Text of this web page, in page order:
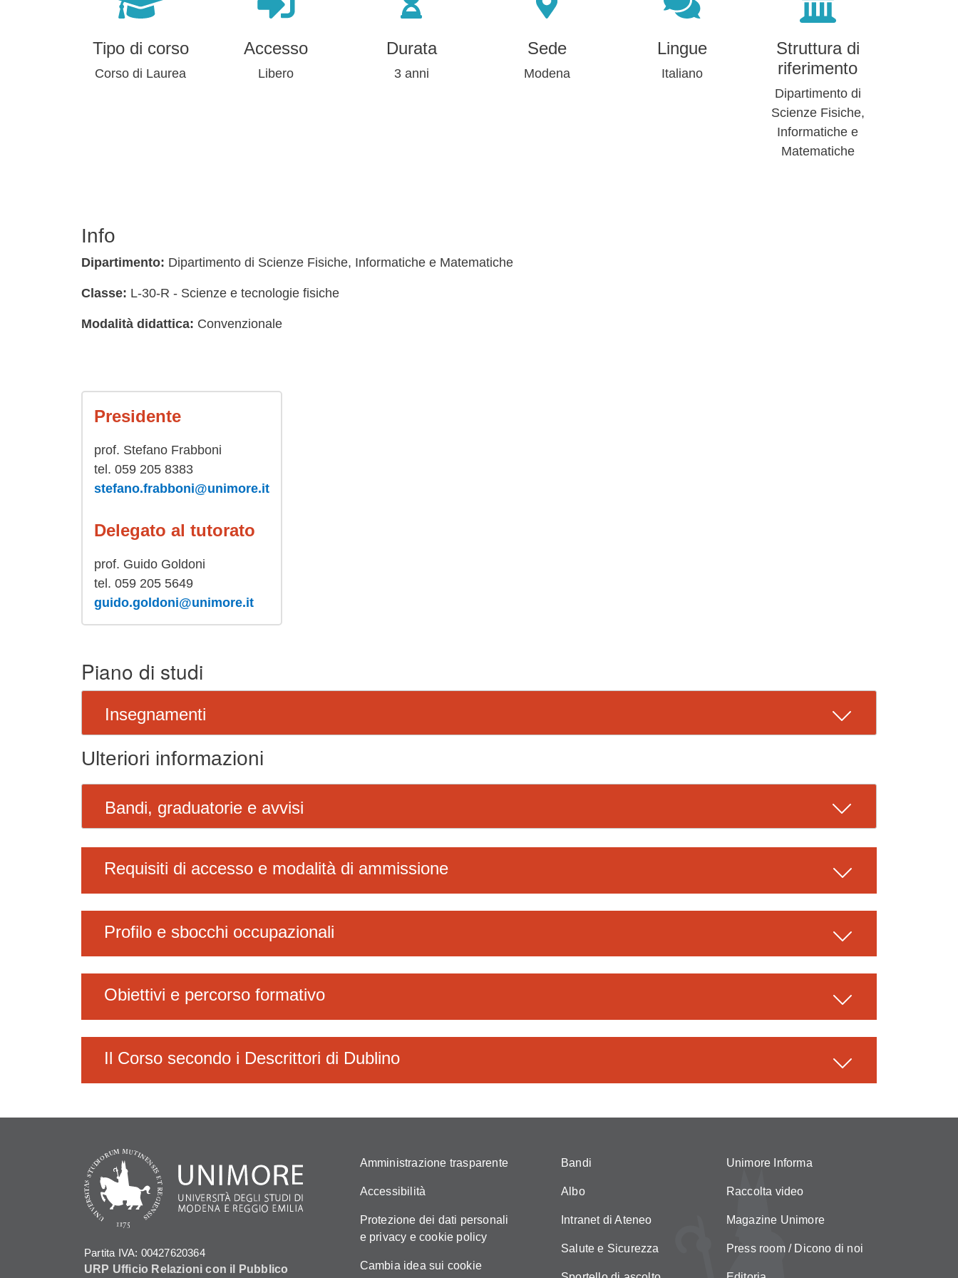
Tipo di corso
Corso di Laurea
Accesso
Libero
Durata
3 anni
Sede
Modena
Lingue
Italiano
Struttura di
riferimento
Dipartimento di
Scienze Fisiche,
Informatiche e
Matematiche
Info
Dipartimento: Dipartimento di Scienze Fisiche, Informatiche e Matematiche
Classe: L-30-R - Scienze e tecnologie fisiche
Modalità didattica: Convenzionale
Presidente
prof. Stefano Frabboni
tel. 059 205 8383
stefano.frabboni@unimore.it
Delegato al tutorato
prof. Guido Goldoni
tel. 059 205 5649
guido.goldoni@unimore.it
Piano di studi
Insegnamenti
Ulteriori informazioni
Bandi, graduatorie e avvisi
Requisiti di accesso e modalità di ammissione
Profilo e sbocchi occupazionali
Obiettivi e percorso formativo
Il Corso secondo i Descrittori di Dublino
Partita IVA: 00427620364
URP Ufficio Relazioni con il Pubblico
Amministrazione trasparente
Accessibilità
Protezione dei dati personali
e privacy e cookie policy
Cambia idea sui cookie
Bandi
Albo
Intranet di Ateneo
Salute e Sicurezza
Unimore Informa
Raccolta video
Magazine Unimore
Press room / Dicono di noi